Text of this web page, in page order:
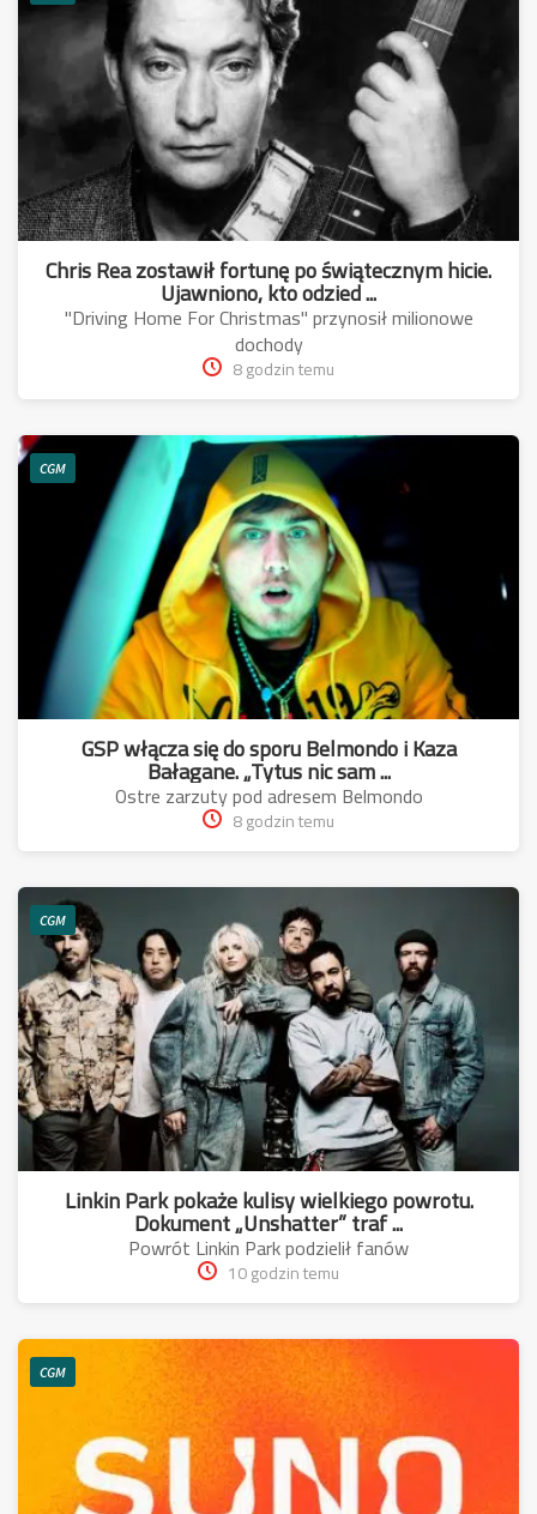
Chris Rea zostawił fortunę po świątecznym hicie.
Ujawniono, kto odzied ...
"Driving Home For Christmas" przynosił milionowe
dochody
8 godzin temu
CGM
GSP włącza się do sporu Belmondo i Kaza
Bałagane. „Tytus nic sam ...
Ostre zarzuty pod adresem Belmondo
8 godzin temu
CGM
Linkin Park pokaże kulisy wielkiego powrotu.
Dokument „Unshatter” traf ...
Powrót Linkin Park podzielił fanów
10 godzin temu
CGM